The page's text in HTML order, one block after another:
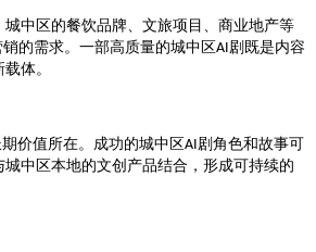
城中区 的餐饮品牌、文旅项目、商业地产等
的需求。一部高质量的城中区AI 剧既是内容
体。
价值所在。成功的城中区AI 剧角色和故事可
城中区本地的文创产品结合，形成可持续的